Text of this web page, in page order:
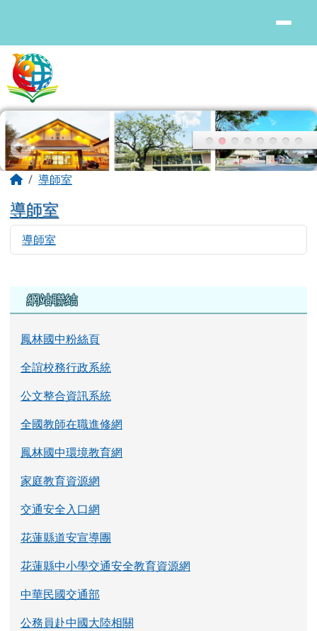
主內容區域
回首頁導師室
導師室
導師室
左邊區域內容
網站聯結
鳳林國中粉絲頁
全誼校務行政系統
公文整合資訊系統
全國教師在職進修網
鳳林國中環境教育網
家庭教育資源網
交通安全入口網
花蓮縣道安宣導團
花蓮縣中小學交通安全教育資源網
中華民國交通部
公務員赴中國大陸相關
頁尾區域